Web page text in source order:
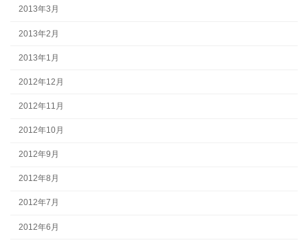
2013年3月
2013年2月
2013年1月
2012年12月
2012年11月
2012年10月
2012年9月
2012年8月
2012年7月
2012年6月